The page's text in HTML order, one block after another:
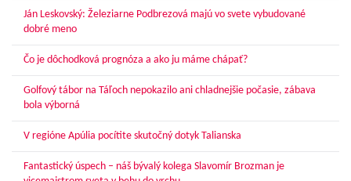
Ján Leskovský: Železiarne Podbrezová majú vo svete vybudované
dobré meno
Čo je dôchodková prognóza a ako ju máme chápať?
Golfový tábor na Táľoch nepokazilo ani chladnejšie počasie, zábava
bola výborná
V regióne Apúlia pocítite skutočný dotyk Talianska
Fantastický úspech – náš bývalý kolega Slavomír Brozman je